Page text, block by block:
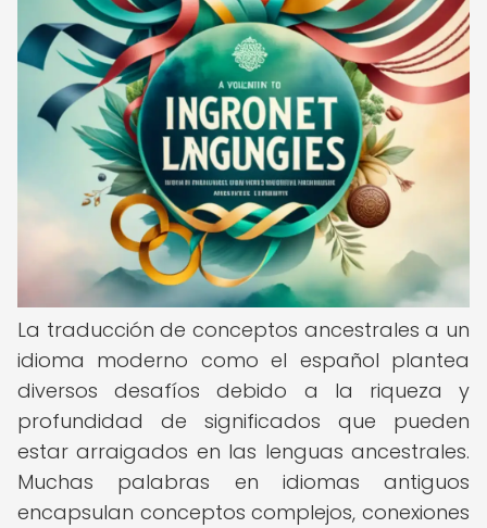
La traducción de conceptos ancestrales a un
idioma moderno como el español plantea
diversos desafíos debido a la riqueza y
profundidad de significados que pueden
estar arraigados en las lenguas ancestrales.
Muchas palabras en idiomas antiguos
encapsulan conceptos complejos, conexiones